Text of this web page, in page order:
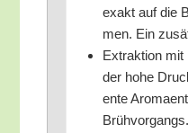
exakt auf die
men. Ein
Extrak­ti­on mit
der hohe
en­te